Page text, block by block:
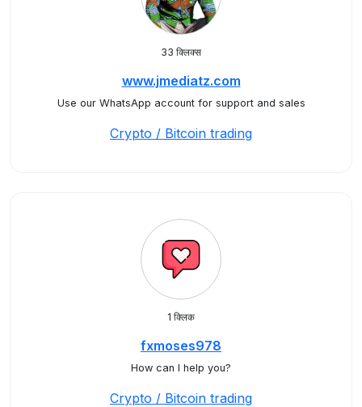
33 क्लिक्स
www.jmediatz.com
Use our WhatsApp account for support and sales
Crypto / Bitcoin trading
1 क्लिक
fxmoses978
How can I help you?
Crypto / Bitcoin trading